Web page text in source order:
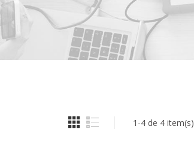
1-4 de 4 item(s)